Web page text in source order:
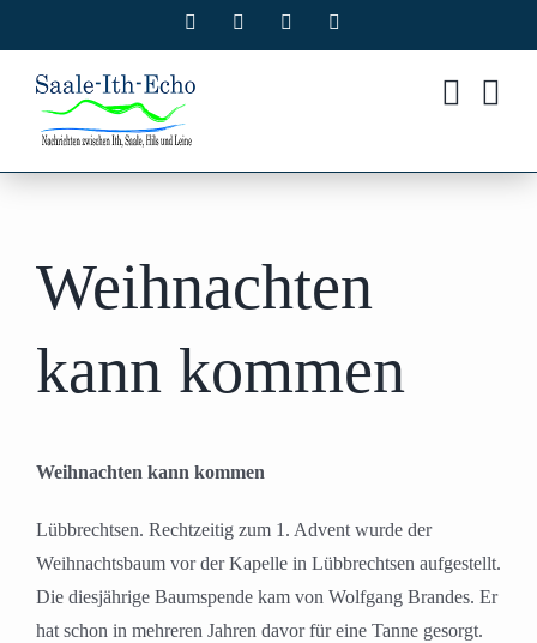
Inhalt
springen
Facebook Instagram
Weihnachten
kann kommen
Weihnachten kann kommen
Lübbrechtsen. Rechtzeitig zum 1. Advent wurde der
Weihnachtsbaum vor der Kapelle in Lübbrechtsen aufgestellt.
Die diesjährige Baumspende kam von Wolfgang Brandes. Er
hat schon in mehreren Jahren davor für eine Tanne gesorgt.